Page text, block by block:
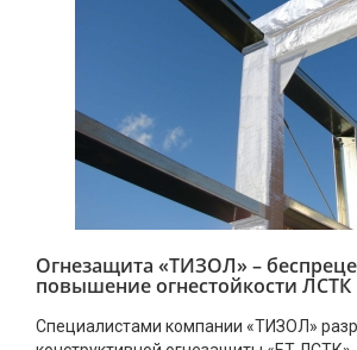
Огнезащита «ТИЗОЛ» –
повышение огнестойкости ЛСТК
Специалистами компании «ТИЗОЛ»